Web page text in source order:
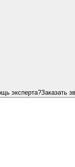
эксперта?Заказать